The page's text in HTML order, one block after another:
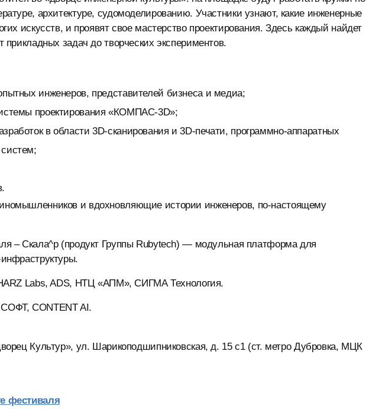
архитектуре, судомоделированию. Участники узнают, какие инженерные
искусств, и проявят свое мастерство проектирования. Здесь каждый найдет
прикладных задач до творческих экспериментов.
инженеров, представителей бизнеса и медиа;
проектирования «КОМПАС-3D»;
в области 3D-сканирования и 3D-печати, программно-аппаратных
и вдохновляющие истории инженеров, по-настоящему
– Скала^р (продукт Группы Rubytech) — модульная платформа для
Labs, ADS, НТЦ «АПМ», СИГМА Технология.
CONTENT AI.
Культур», ул. Шарикоподшипниковская, д. 15 с1 (ст. метро Дубровка, МЦК
фестиваля